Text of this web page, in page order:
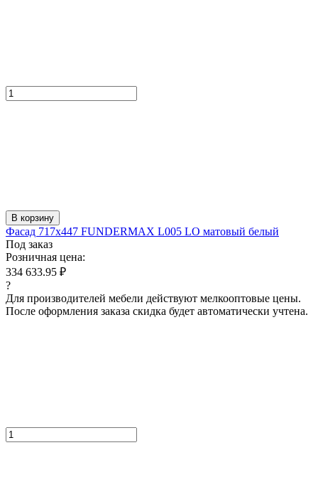
В корзину
Фасад 717x447 FUNDERMAX L005 LO матовый белый
Под заказ
Розничная цена:
334 633.95 ₽
?
Для производителей мебели действуют мелкооптовые цены.
После оформления заказа скидка будет автоматически учтена.